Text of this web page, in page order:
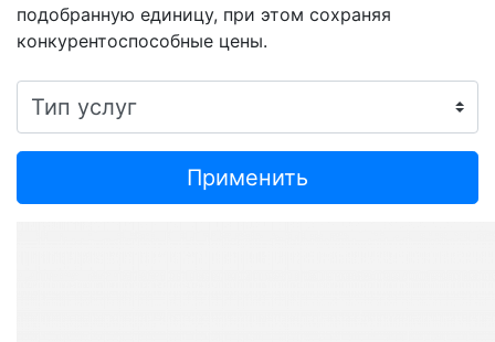
подобранную единицу, при этом сохраняя
конкурентоспособные цены.